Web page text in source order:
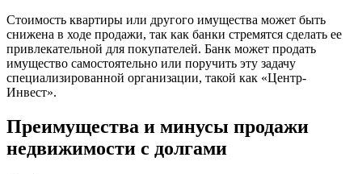
Стоимость квартиры или другого имущества может быть
снижена в ходе продажи, так как банки стремятся сделать ее
привлекательной для покупателей. Банк может продать
имущество самостоятельно или поручить эту задачу
специализированной организации, такой как «Центр-
Инвест».
Преимущества и минусы продажи
недвижимости с долгами